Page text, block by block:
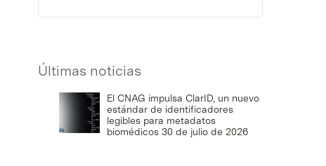
Últimas noticias
El CNAG impulsa ClarID, un nuevo
estándar de identificadores
legibles para metadatos
biomédicos 30 de julio de 2026